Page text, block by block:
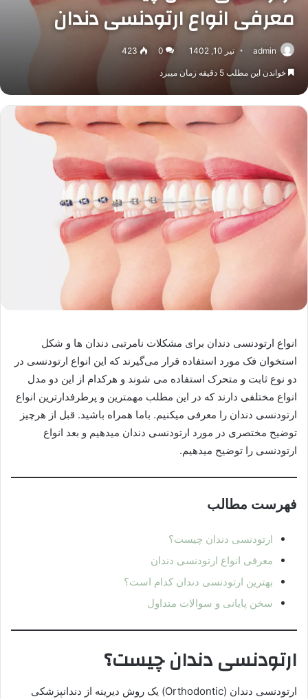
معرفی انواع ارتودنسی دندان
admin تیر 10, 1402 0
423
خواندن این مطلب 5 دقیقه زمان میبرد
انواع ارتودنسی دندان برای مشکلات نامرتبی دندان ها و شکل
استخوان فک مورد استفاده قرار می‌گیرند که این انواع ارتودنسی در
دو نوع ثابت و متحرک استفاده می شوند و هرکدام از این دو مدل
انواع مختلفی دارند که در این مطلب مهمترین و پرطرفدارترین انواع
ارتودنسی دندان را معرفی میکنیم. باما همراه باشید. قبل از هرچیز
توضیح مختصری در مورد ارتودنسی دندان میدهیم و بعد انواع
ارتودنسی را توضیح میدهیم.
فهرست مطالب
ارتودنسی دندان چیست؟
معرفی انواع ارتودنسی دندان
بهترین ارتودنسی دندان کدام است؟
سخن پایانی و سوالات متداول
ارتودنسی دندان چیست؟
ارتودنسی دندان (Orthodontic) یک روش دیرینه از دندانپزشکی